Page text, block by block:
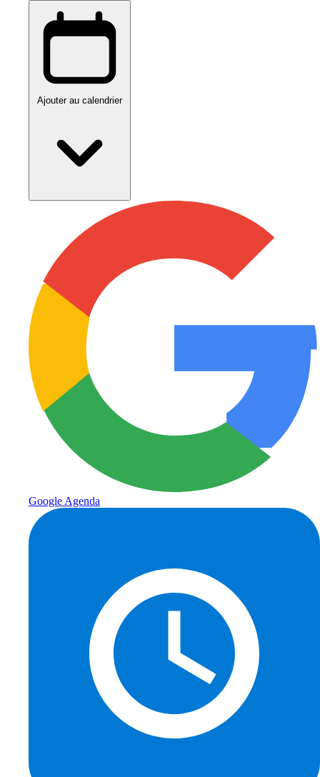
Ajouter au calendrier
Google Agenda